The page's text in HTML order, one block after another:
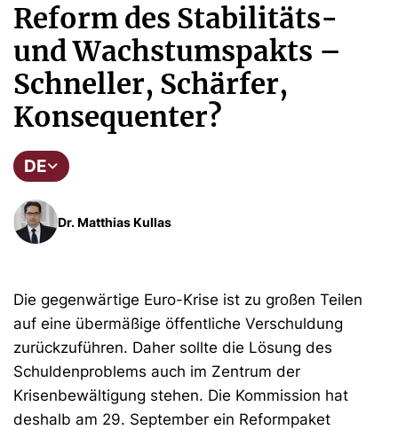
Reform des Stabilitäts-
und Wachstumspakts –
Schneller, Schärfer,
Konsequenter?
DE
Dr. Matthias Kullas
Die gegenwärtige Euro-Krise ist zu großen Teilen
auf eine übermäßige öffentliche Verschuldung
zurückzuführen. Daher sollte die Lösung des
Schuldenproblems auch im Zentrum der
Krisenbewältigung stehen. Die Kommission hat
deshalb am 29. September ein Reformpaket